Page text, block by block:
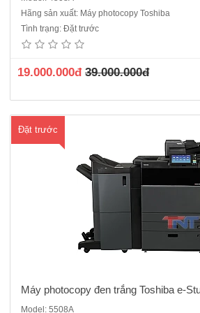
Hãng sản xuất: Máy photocopy Toshiba
Tình trạng: Đặt trước
19.000.000đ 39.000.000đ
Đặt trước
khẩu Chức năng: Photo/ in mạng/scan màu
đảo bản gốc : Có sẵn. ADU : Tự động đảo
Máy photocopy đen trắng Toshiba e-
Model: 5508A